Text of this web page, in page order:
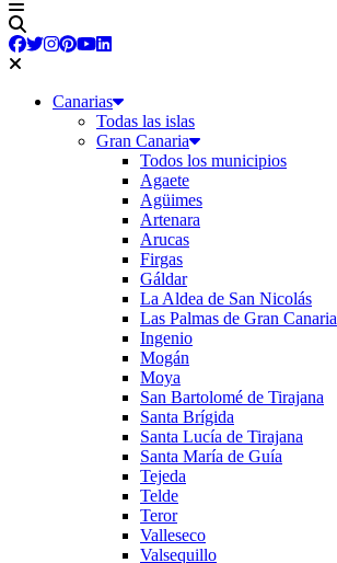
Canarias
Todas las islas
Gran Canaria
Todos los municipios
Agaete
Agüimes
Artenara
Arucas
Firgas
Gáldar
La Aldea de San Nicolás
Las Palmas de Gran Canaria
Ingenio
Mogán
Moya
San Bartolomé de Tirajana
Santa Brígida
Santa Lucía de Tirajana
Santa María de Guía
Tejeda
Telde
Teror
Valleseco
Valsequillo